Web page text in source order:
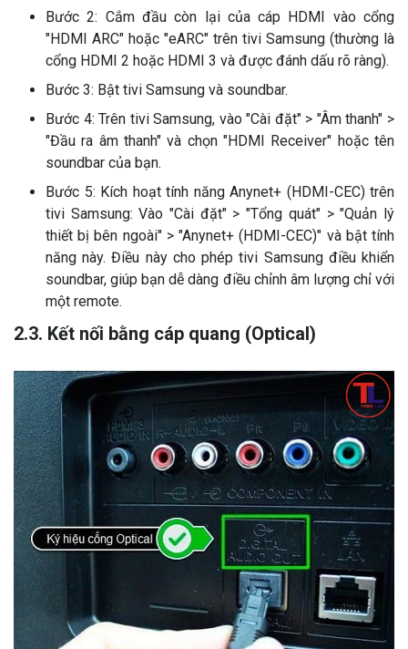
Bước 2: Cắm đầu còn lại của cáp HDMI vào cổng
"HDMI ARC" hoặc "eARC" trên tivi Samsung (thường là
cổng HDMI 2 hoặc HDMI 3 và được đánh dấu rõ ràng).
Bước 3: Bật tivi Samsung và soundbar.
Bước 4: Trên tivi Samsung, vào "Cài đặt" > "Âm thanh" >
"Đầu ra âm thanh" và chọn "HDMI Receiver" hoặc tên
soundbar của bạn.
Bước 5: Kích hoạt tính năng Anynet+ (HDMI-CEC) trên
tivi Samsung: Vào "Cài đặt" > "Tổng quát" > "Quản lý
thiết bị bên ngoài" > "Anynet+ (HDMI-CEC)" và bật tính
năng này. Điều này cho phép tivi Samsung điều khiển
soundbar, giúp bạn dễ dàng điều chỉnh âm lượng chỉ với
một remote.
2.3. Kết nối bằng cáp quang (Optical)